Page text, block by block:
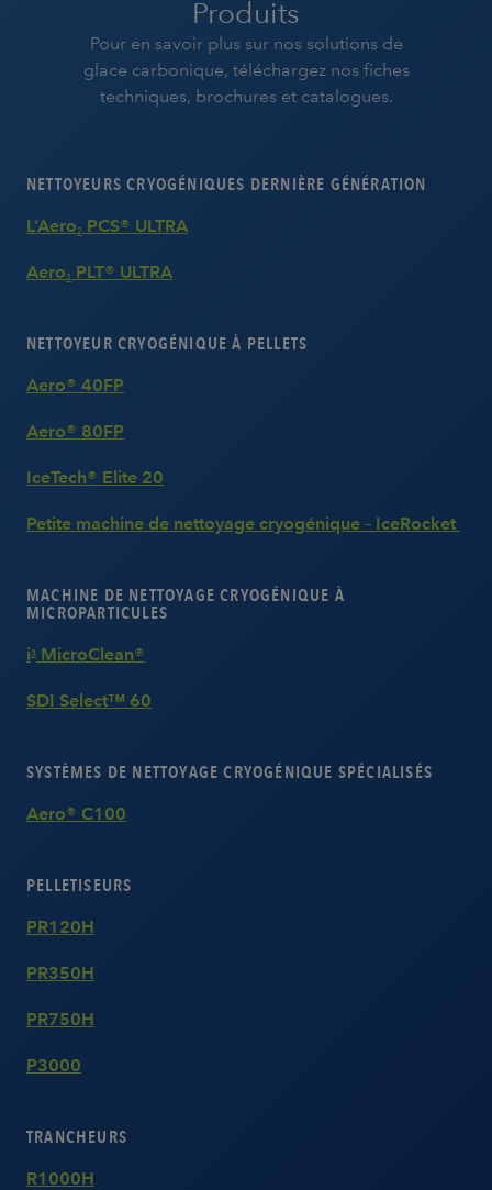
Produits
Pour en savoir plus sur nos solutions de
glace carbonique, téléchargez nos fiches
techniques, brochures et catalogues.
NETTOYEURS CRYOGÉNIQUES DERNIÈRE GÉNÉRATION
L’Aero 2 PCS® ULTRA
Aero 2 PLT® ULTRA
NETTOYEUR CRYOGÉNIQUE À PELLETS
Aero® 40FP
Aero® 80FP
IceTech® Elite 20
Petite machine de nettoyage cryogénique – IceRocket
MACHINE DE NETTOYAGE CRYOGÉNIQUE À
MICROPARTICULES
i 3 MicroClean®
SDI Select™ 60
SYSTÈMES DE NETTOYAGE CRYOGÉNIQUE SPÉCIALISÉS
Aero® C100
PELLETISEURS
PR120H
PR350H
PR750H
P3000
TRANCHEURS
R1000H